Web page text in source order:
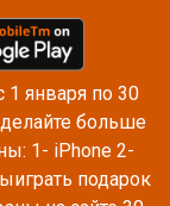
1 января по 30
больше
1- iPhone 2-
подарок